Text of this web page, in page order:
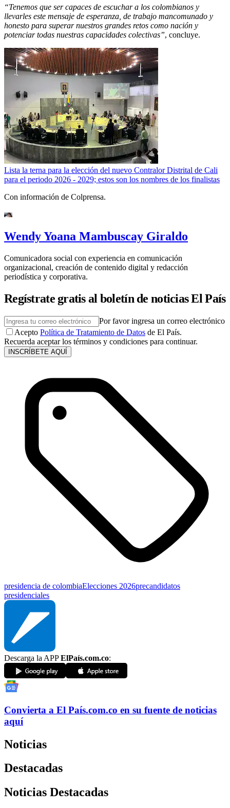
“Tenemos que ser capaces de escuchar a los colombianos y
llevarles este mensaje de esperanza, de trabajo mancomunado y
honesto para superar nuestros grandes retos como nación y
potenciar todas nuestras capacidades colectivas”, concluye.
Lista la terna para la elección del nuevo Contralor Distrital de Cali
para el periodo 2026 - 2029; estos son los nombres de los finalistas
Con información de Colprensa.
Wendy Yoana Mambuscay Giraldo
Comunicadora social con experiencia en comunicación
organizacional, creación de contenido digital y redacción
periodística y corporativa.
Regístrate gratis al boletín de noticias El País
Por favor ingresa un correo electrónico
Acepto Política de Tratamiento de Datos de El País.
Recuerda aceptar los términos y condiciones para continuar.
INSCRÍBETE AQUÍ
presidencia de colombiaElecciones 2026precandidatos
presidenciales
Descarga la APPElPaís.com.co:
Convierta a El País.com.co en su fuente de noticias
aquí
Noticias
Destacadas
Noticias Destacadas